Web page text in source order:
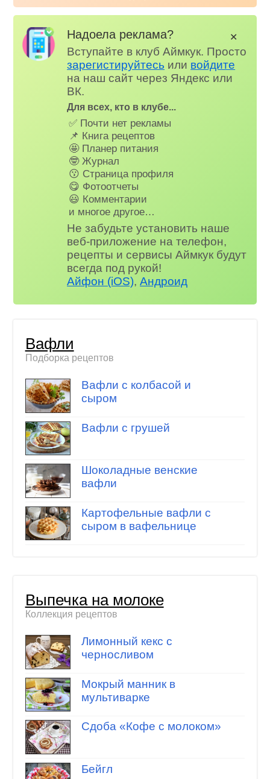
Надоела реклама?
Вступайте в клуб Аймкук. Просто
зарегистируйтесь или войдите
на наш сайт через Яндекс или
ВК.
Для всех, кто в клубе...
✅ Почти нет рекламы
📌 Книга рецептов
🤩 Планер питания
🤓 Журнал
😗 Страница профиля
😋 Фотоотчеты
😃 Комментарии
и многое другое…
Не забудьте установить наше
веб-приложение на телефон,
рецепты и сервисы Аймкук будут
всегда под рукой!
Айфон (iOS),Андроид
✕
Вафли
Подборка рецептов
Вафли с колбасой и
сыром
Вафли с грушей
Шоколадные венские
вафли
Картофельные вафли с
сыром в вафельнице
Выпечка на молоке
Коллекция рецептов
Лимонный кекс с
черносливом
Мокрый манник в
мультиварке
Сдоба «Кофе с молоком»
Бейгл